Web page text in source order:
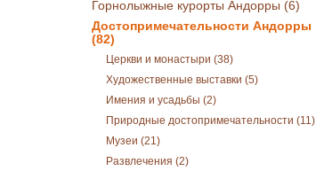
Горнолыжные курорты Андорры (6)
Достопримечательности Андорры
(82)
Церкви и монастыри (38)
Художественные выставки (5)
Имения и усадьбы (2)
Природные достопримечательности (11)
Музеи (21)
Развлечения (2)